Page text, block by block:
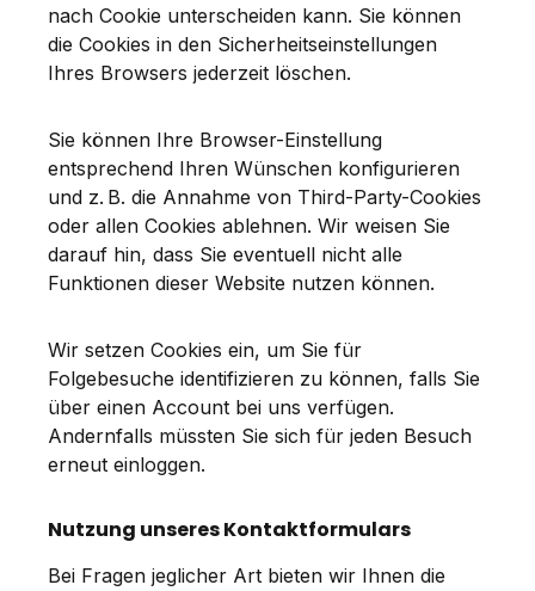
nach Cookie unterscheiden kann. Sie können
die Cookies in den Sicherheitseinstellungen
Ihres Browsers jederzeit löschen.
Sie können Ihre Browser-Einstellung
entsprechend Ihren Wünschen konfigurieren
und z. B. die Annahme von Third-Party-Cookies
oder allen Cookies ablehnen. Wir weisen Sie
darauf hin, dass Sie eventuell nicht alle
Funktionen dieser Website nutzen können.
Wir setzen Cookies ein, um Sie für
Folgebesuche identifizieren zu können, falls Sie
über einen Account bei uns verfügen.
Andernfalls müssten Sie sich für jeden Besuch
erneut einloggen.
Nutzung unseres Kontaktformulars
Bei Fragen jeglicher Art bieten wir Ihnen die